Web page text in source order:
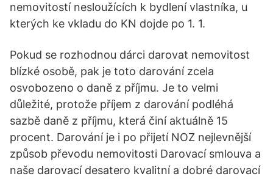
nemovitostí nesloužících k bydlení vlastníka, u
kterých ke vkladu do KN dojde po 1. 1.
Pokud se rozhodnou dárci darovat nemovitost
blízké osobě, pak je toto darování zcela
osvobozeno o daně z příjmu. Je to velmi
důležité, protože příjem z darování podléhá
sazbě daně z příjmu, která činí aktuálně 15
procent. Darování je i po přijetí NOZ nejlevnější
způsob převodu nemovitosti Darovací smlouva a
naše darovací desatero kvalitní a dobré darovací